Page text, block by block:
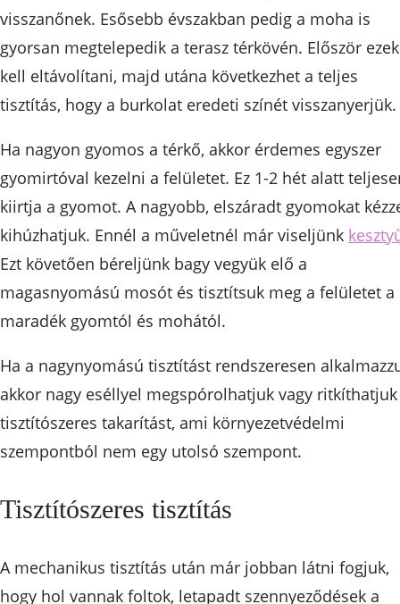
visszanőnek. Esősebb évszakban pedig a moha is
gyorsan megtelepedik a terasz térkövén. Először
kell eltávolítani, majd utána következhet a teljes
tisztítás, hogy a burkolat eredeti színét visszanyerjük.
Ha nagyon gyomos a térkő, akkor érdemes egyszer
gyomirtóval kezelni a felületet. Ez 1-2 hét alatt
kiirtja a gyomot. A nagyobb, elszáradt gyomokat
kihúzhatjuk. Ennél a műveletnél már viseljünk
Ezt követően béreljünk bagy vegyük elő a
magasnyomású mosót és tisztítsuk meg a felületet a
maradék gyomtól és mohától.
Ha a nagynyomású tisztítást rendszeresen
akkor nagy eséllyel megspórolhatjuk vagy
tisztítószeres takarítást, ami környezetvédelmi
szempontból nem egy utolsó szempont.
Tisztítószeres tisztítás
A mechanikus tisztítás után már jobban látni fogjuk,
hogy hol vannak foltok, letapadt szennyeződések a